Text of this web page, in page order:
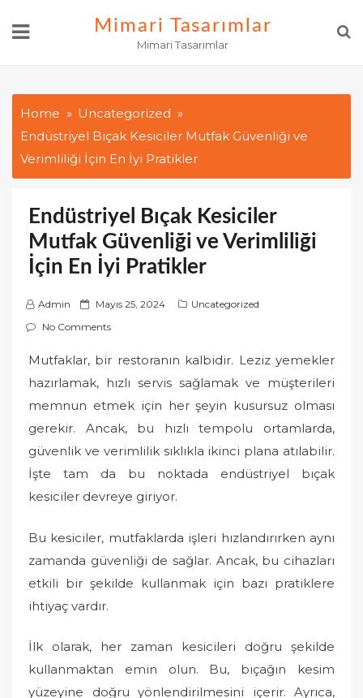
Mimari Tasarımlar
Mimari Tasarımlar
Home
Uncategorized
Endüstriyel Bıçak Kesiciler Mutfak Güvenliği ve
Verimliliği İçin En İyi Pratikler
Endüstriyel Bıçak Kesiciler
Mutfak Güvenliği ve Verimliliği
İçin En İyi Pratikler
Admin
P
o
t
e
Mayıs 25, 2024
Uncategorized
No Comments
Mutfaklar, bir restoranın kalbidir. Leziz yemekler
hazırlamak, hızlı servis sağlamak ve müşterileri
memnun etmek için her şeyin kusursuz olması
gerekir. Ancak, bu hızlı tempolu ortamlarda,
güvenlik ve verimlilik sıklıkla ikinci plana atılabilir.
İşte tam da bu noktada endüstriyel bıçak
kesiciler devreye giriyor.
Bu kesiciler, mutfaklarda işleri hızlandırırken aynı
zamanda güvenliği de sağlar. Ancak, bu cihazları
etkili bir şekilde kullanmak için bazı pratiklere
ihtiyaç vardır.
İlk olarak, her zaman kesicileri doğru şekilde
kullanmaktan emin olun. Bu, bıçağın kesim
yüzeyine doğru yönlendirilmesini içerir. Ayrıca,